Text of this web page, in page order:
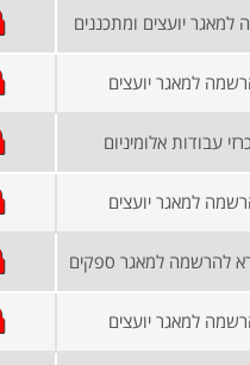
למאגר יועצים ומתכננים
למאגר יועצים
עבודות אלומיניום
למאגר יועצים
להרשמה למאגר ספקים
למאגר יועצים